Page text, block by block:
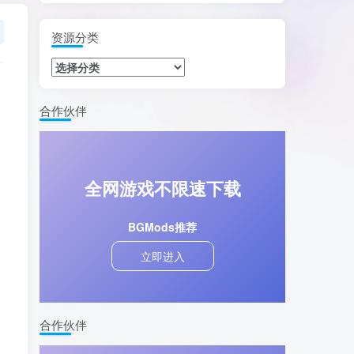
资源分类
合作伙伴
全网游戏不限速下载
BGMods推荐
立即进入
合作伙伴